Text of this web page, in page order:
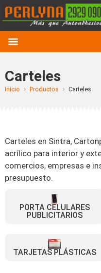
Carteles
Inicio Productos Carteles
Carteles en Sintra,
acrílico para interior y
comercios, empresas e
presupuesto.
PORTA CELULARES
PUBLICITARIOS
TARJETAS PLÁSTICAS